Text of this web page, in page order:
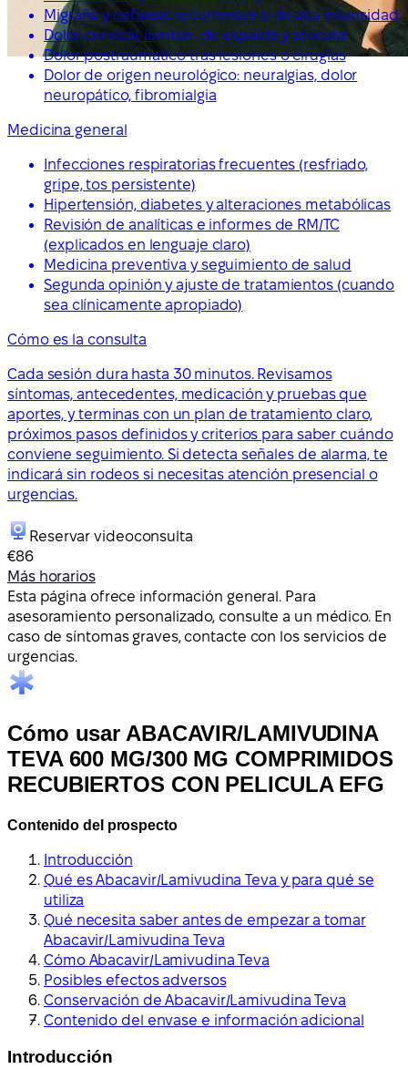
Migraña y cefaleas recurrentes o de alta intensidad
Dolor cervical, lumbar, de espalda y articular
Dolor postraumático tras lesiones o cirugías
Dolor de origen neurológico: neuralgias, dolor
neuropático, fibromialgia
Medicina general
Infecciones respiratorias frecuentes (resfriado,
gripe, tos persistente)
Hipertensión, diabetes y alteraciones metabólicas
Revisión de analíticas e informes de RM/TC
(explicados en lenguaje claro)
Medicina preventiva y seguimiento de salud
Segunda opinión y ajuste de tratamientos (cuando
sea clínicamente apropiado)
Cómo es la consulta
Cada sesión dura hasta 30 minutos. Revisamos
síntomas, antecedentes, medicación y pruebas que
aportes, y terminas con un plan de tratamiento claro,
próximos pasos definidos y criterios para saber cuándo
conviene seguimiento. Si detecta señales de alarma, te
indicará sin rodeos si necesitas atención presencial o
urgencias.
Reservar videoconsulta
€86
Más horarios
Esta página ofrece información general. Para
asesoramiento personalizado, consulte a un médico. En
caso de síntomas graves, contacte con los servicios de
urgencias.
Cómo usar ABACAVIR/LAMIVUDINA
TEVA 600 MG/300 MG COMPRIMIDOS
RECUBIERTOS CON PELICULA EFG
Contenido del prospecto
Introducción
Qué es Abacavir/Lamivudina Teva y para qué se
utiliza
Qué necesita saber antes de empezar a tomar
Abacavir/Lamivudina Teva
Cómo Abacavir/Lamivudina Teva
Posibles efectos adversos
Conservación de Abacavir/Lamivudina Teva
Contenido del envase e información adicional
Introducción